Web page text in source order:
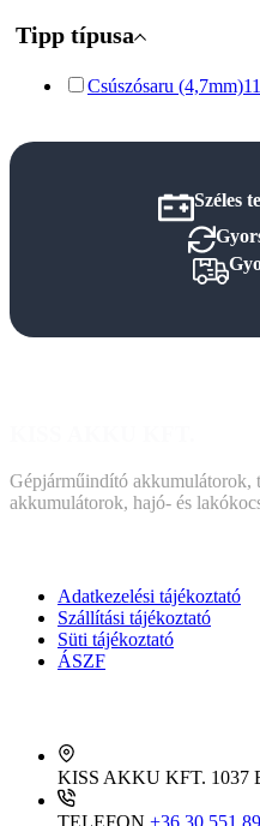
Tipp típusa
Csúszósaru (4,7mm)11
Széles
Gépjárműindító akkumulátorok,
akkumulátorok, hajó- és
Adatkezelési tájékoztató
Szállítási tájékoztató
Süti tájékoztató
ÁSZF
KISS AKKU KFT. 1037